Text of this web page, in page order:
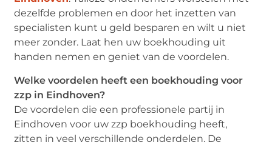
dezelfde problemen en door het inzetten van
specialisten kunt u geld besparen en wilt u niet
meer zonder. Laat hen uw boekhouding uit
handen nemen en geniet van de voordelen.
Welke voordelen heeft een boekhouding voor
zzp in Eindhoven?
De voordelen die een professionele partij in
Eindhoven voor uw zzp boekhouding heeft,
zitten in veel verschillende onderdelen. De